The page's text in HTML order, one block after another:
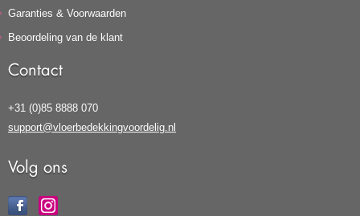
Garanties & Voorwaarden
Beoordeling van de klant
Contact
+31 (0)85 8888 070
support@vloerbedekkingvoordelig.nl
Volg ons